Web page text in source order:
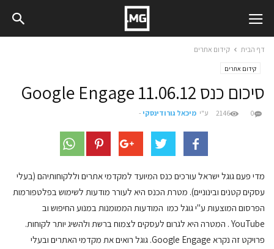
דף הבית קידום אתרים
קידום אתרים
סיכום כנס Google Engage 11.06.12
ע"י מיכאל גורודינסקי - 0
2146
מדי פעם גוגל ישראל עורכים כנס המיועד למקדמי אתרים וללקוחותיהם (בעלי
עסקים קטנים ובינוניים). מטרת הכנס היא לעורר מודעות לשימוש בפלטפורמות
הפרסום המוצעות ע"י גוגל כמו המודעות הממומנות במנוע החיפוש וב
YouTube . המטרה היא לגרום לעסקים לצמוח ברשת ולהשיג יותר לקוחות.
פרויקט זה נקרא Google Engage. גוגל רואים את מקדמי האתרים ובעלי